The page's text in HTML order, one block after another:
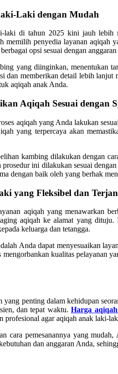
Laki dengan Mudah
laki di tahun 2025 kini jauh lebih
memilih penyedia layanan
opsi sesuai dengan
yang diinginkan, menentukan
dan memberikan detail lebih lanjut
aqiqah anak Anda.
Aqiqah Sesuai dengan
aqiqah yang Anda lakukan
yang terpercaya akan
kambing dilakukan dengan
ini dilakukan sesuai
dengan baik oleh yang berhak
yang Fleksibel dan
aqiqah yang menawarkan
aqiqah ke alamat yang
keluarga dan tetangga.
Anda dapat menyesuaikan
mengorbankan kualitas pelayanan
yang penting dalam kehidupan
dan tepat waktu.Harga
profesional agar aqiqah anak laki-
cara pemesanannya yang
dan anggaran Anda,